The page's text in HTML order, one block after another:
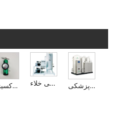
سیلندر اکسیژن واحد فشار منفی خلاء دستگاه اکسیژن ساز پزشکی